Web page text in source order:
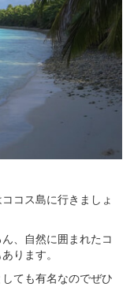
コス島に行きましょ
、自然に囲まれたコ
ります。
ても有名なのでぜひ